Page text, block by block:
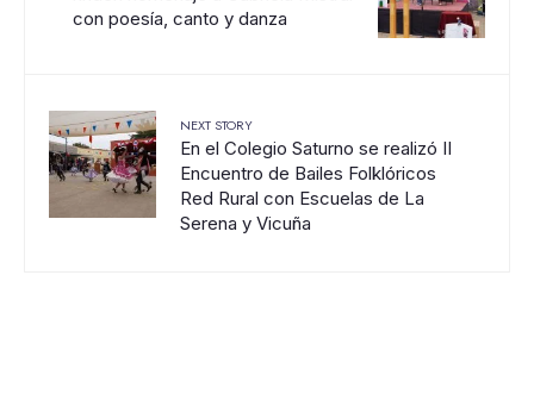
con poesía, canto y danza
NEXT STORY
En el Colegio Saturno se realizó II
Encuentro de Bailes Folklóricos
Red Rural con Escuelas de La
Serena y Vicuña